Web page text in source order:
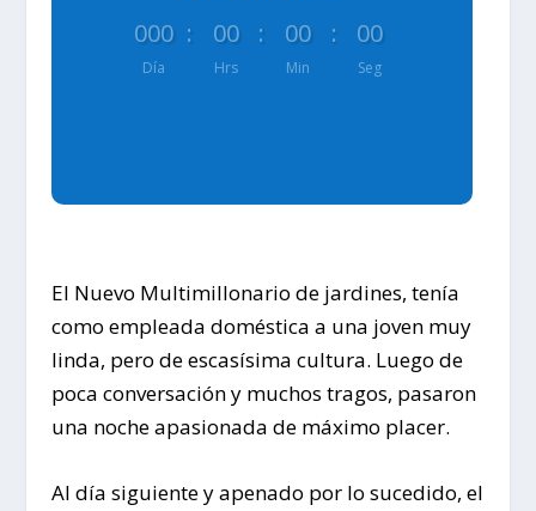
000
Día
: 00
Hrs
: 00
Min
: 00
Seg
El Nuevo Multimillonario de jardines, tenía
como empleada doméstica a una joven muy
linda, pero de escasísima cultura. Luego de
poca conversación y muchos tragos, pasaron
una noche apasionada de máximo placer.
Al día siguiente y apenado por lo sucedido, el